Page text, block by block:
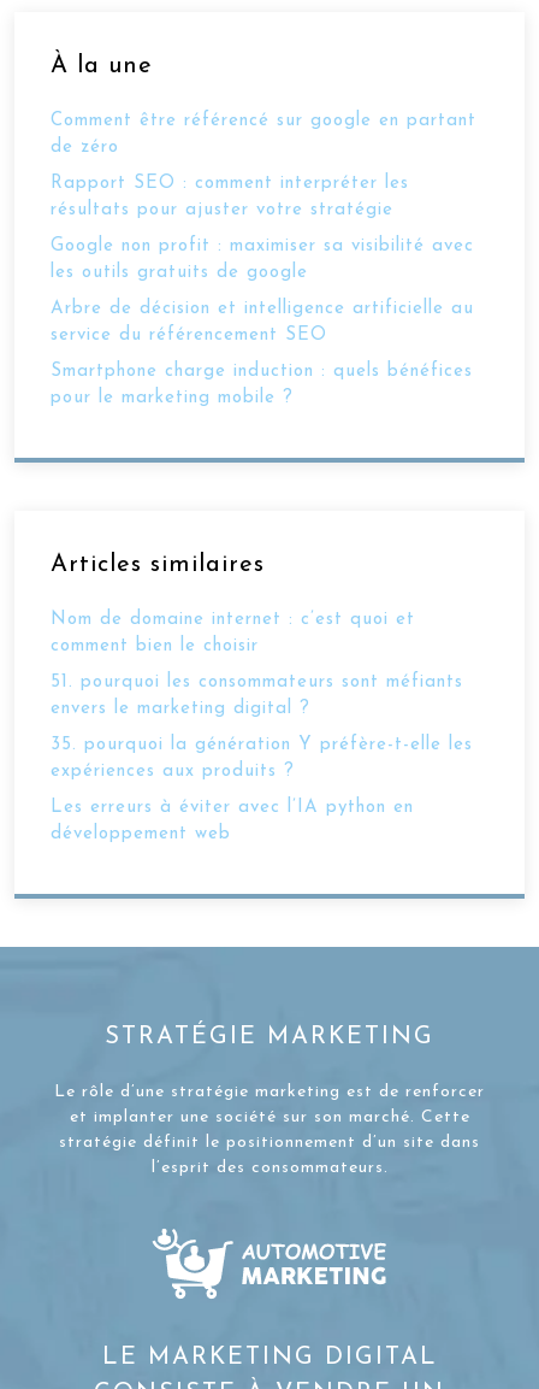
À la une
Comment être référencé sur google en partant
de zéro
Rapport SEO : comment interpréter les
résultats pour ajuster votre stratégie
Google non profit : maximiser sa visibilité avec
les outils gratuits de google
Arbre de décision et intelligence artificielle au
service du référencement SEO
Smartphone charge induction : quels bénéfices
pour le marketing mobile ?
Articles similaires
Nom de domaine internet : c’est quoi et
comment bien le choisir
51. pourquoi les consommateurs sont méfiants
envers le marketing digital ?
35. pourquoi la génération Y préfère-t-elle les
expériences aux produits ?
Les erreurs à éviter avec l’IA python en
développement web
STRATÉGIE MARKETING
Le rôle d’une stratégie marketing est de renforcer
et implanter une société sur son marché. Cette
stratégie définit le positionnement d’un site dans
l’esprit des consommateurs.
LE MARKETING DIGITAL